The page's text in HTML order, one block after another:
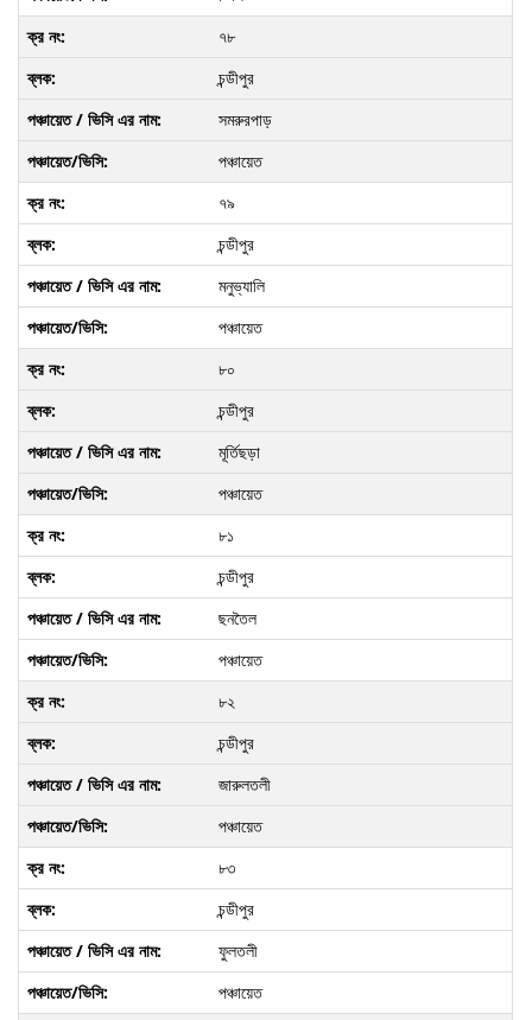
৭৮
চন্ডীপুর
সমরুরপাড়
পঞ্চায়েত
৭৯
চন্ডীপুর
মনুভ্যালি
পঞ্চায়েত
৮০
চন্ডীপুর
মূর্তিছড়া
পঞ্চায়েত
৮১
চন্ডীপুর
ছনতৈল
পঞ্চায়েত
৮২
চন্ডীপুর
জারুলতলী
পঞ্চায়েত
৮৩
চন্ডীপুর
ফুলতলী
পঞ্চায়েত